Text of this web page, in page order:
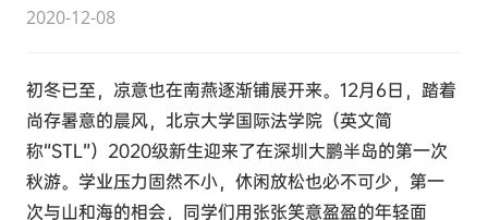
2020-12-08
初冬已至，凉意也在南燕逐渐铺展开来。12月6日，踏着
尚存暑意的晨风，北京大学国际法学院（英文简
称“STL”）2020级新生迎来了在深圳大鹏半岛的第一次
秋游。学业压力固然不小，休闲放松也必不可少，第一
次与山和海的相会，同学们用张张笑意盈盈的年轻面